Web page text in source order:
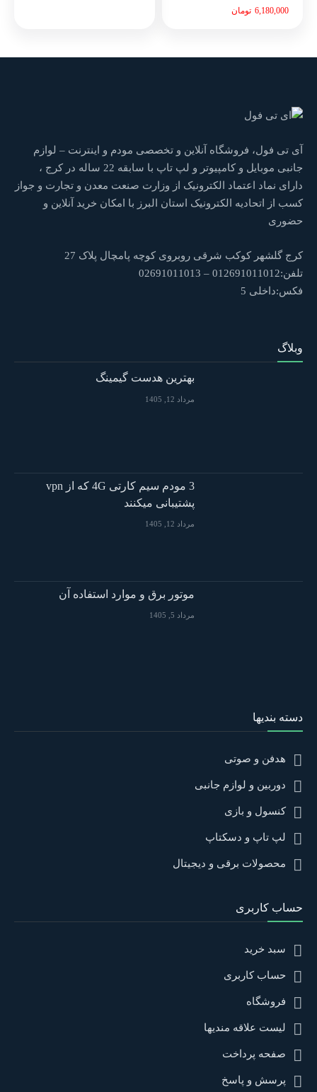
تومان
آی تی فول، فروشگاه آنلاین و تخصصی مودم و اینترنت – لوازم
جانبی موبایل و کامپیوتر و لپ تاپ با سابقه 22 ساله در کرج ،
دارای نماد اعتماد الکترونیک از وزارت صنعت معدن و تجارت و جواز
کسب از اتحادیه الکترونیک استان البرز با امکان خرید آنلاین و
حضوری
کرج گلشهر کوکب شرقی روبروی کوچه پامچال پلاک 27
تلفن:012691011012 – 02691011013
فکس:داخلی 5
وبلاگ
بهترین هدست گیمینگ
مرداد 12, 1405
3 مودم سیم کارتی 4G که از vpn
پشتیبانی میکنند
مرداد 12, 1405
موتور برق و موارد استفاده آن
مرداد 5, 1405
دسته بندیها
هدفن و صوتی
دوربین و لوازم جانبی
کنسول و بازی
لپ تاپ و دسکتاپ
محصولات برقی و دیجیتال
حساب کاربری
سبد خرید
حساب کاربری
فروشگاه
لیست علاقه مندیها
صفحه پرداخت
پرسش و پاسخ